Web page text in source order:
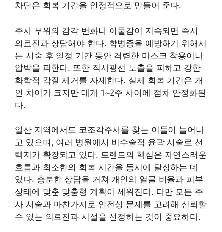
차단은 회복 기간을 안정적으로 만들어 준다.
주사 부위의 감각 변화나 이물감이 지속되면 즉시
의료진과 상담해야 한다. 합병증을 예방하기 위해서
는 시술 후 일정 기간 동안 격렬한 마스크 착용이나
압박을 피한다. 또한 직사광선 노출을 피하고 강한
화학적 각질 제거를 자제한다. 실제 회복 기간은 개
인 차이가 크지만 대개 1~2주 사이에 점차 안정화된
다.
일산 지역에서도 코조각주사를 찾는 이들이 늘어나
고 있으며, 여러 병원에서 비수술적 윤곽 시술로 선
택지가 확장되고 있다. 트렌드의 핵심은 자연스러운
흐름과 최소한의 회복 시간을 동시에 달성하는 데
있다. 충분한 상담을 거쳐 개인의 얼굴 비율과 피부
상태에 맞춘 맞춤형 계획이 세워진다. 다만 모든 주
사 시술과 마찬가지로 안전성 문제를 고려해 신뢰할
수 있는 의료진과 시설을 선정하는 것이 중요하다.